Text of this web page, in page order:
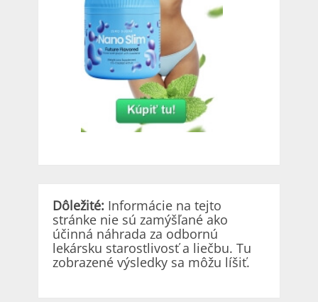
Dôležité: Informácie na tejto
stránke nie sú zamýšľané ako
účinná náhrada za odbornú
lekársku starostlivosť a liečbu. Tu
zobrazené výsledky sa môžu líšiť.